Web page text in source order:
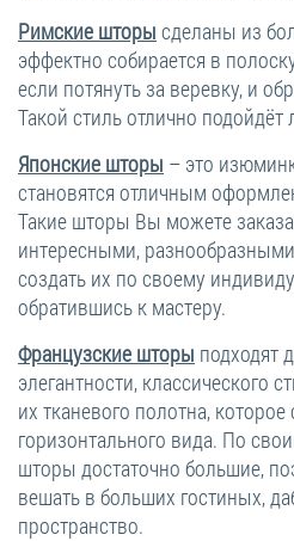
Римские шторы сделаны из
эффектно собирается в
если потянуть за веревку, и
Такой стиль отлично
Японские шторы – это
становятся отличным
Такие шторы Вы можете
интересными,
создать их по своему
обратившись к мастеру.
Французские шторы подходят
элегантности, классического
их тканевого полотна,
горизонтального вида. По
шторы достаточно большие,
вешать в больших гостиных,
пространство.